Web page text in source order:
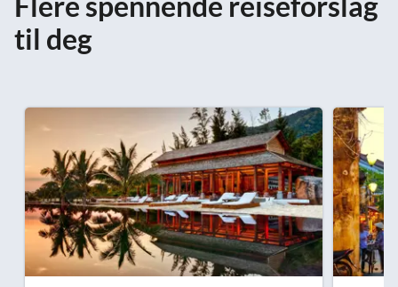
til deg